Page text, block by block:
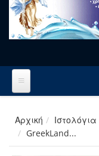
Αρχική Ιστολόγια
GreekLand...